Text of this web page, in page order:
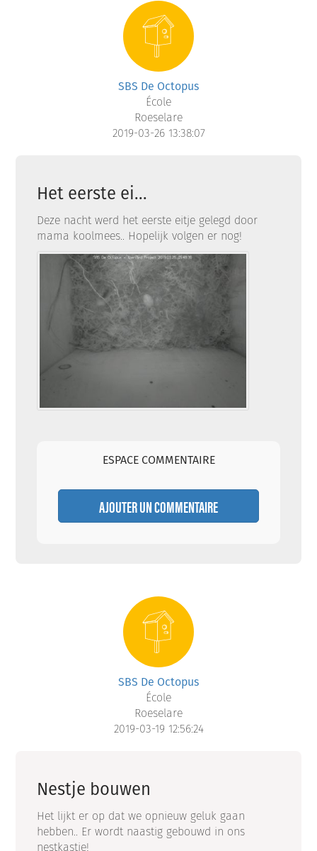
SBS De Octopus
École
Roeselare
2019-03-26 13:38:07
Het eerste ei...
Deze nacht werd het eerste eitje gelegd door
mama koolmees.. Hopelijk volgen er nog!
ESPACE COMMENTAIRE
AJOUTER UN COMMENTAIRE
SBS De Octopus
École
Roeselare
2019-03-19 12:56:24
Nestje bouwen
Het lijkt er op dat we opnieuw geluk gaan
hebben.. Er wordt naastig gebouwd in ons
nestkastje!